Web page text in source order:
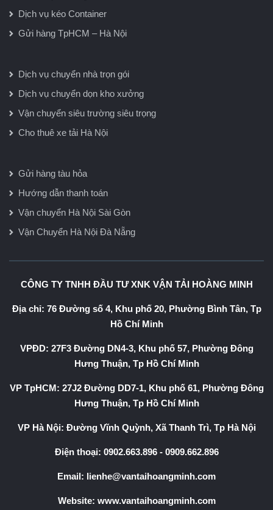
Dịch vụ kéo Container
Gửi hàng TpHCM – Hà Nội
Dịch vụ chuyển nhà trọn gói
Dịch vụ chuyển dọn kho xưởng
Vận chuyển siêu trường siêu trọng
Cho thuê xe tải Hà Nội
Gửi hàng tàu hỏa
Hướng dẫn thanh toán
Vận chuyển Hà Nội Sài Gòn
Vận Chuyển Hà Nội Đà Nẵng
CÔNG TY TNHH ĐẦU TƯ XNK VẬN TẢI HOÀNG MINH
Địa chỉ: 76 Đường số 4, Khu phố 20, Phường Bình Tân, Tp
Hồ Chí Minh
VPĐD: 27F3 Đường DN4-3, Khu phố 57, Phường Đông
Hưng Thuận, Tp Hồ Chí Minh
VP TpHCM: 27J2 Đường DD7-1, Khu phố 61, Phường Đông
Hưng Thuận, Tp Hồ Chí Minh
VP Hà Nội: Đường Vĩnh Quỳnh, Xã Thanh Trì, Tp Hà Nội
Điện thoại: 0902.663.896- 0909.662.896
Email: lienhe@vantaihoangminh.com
Website: www.vantaihoangminh.com